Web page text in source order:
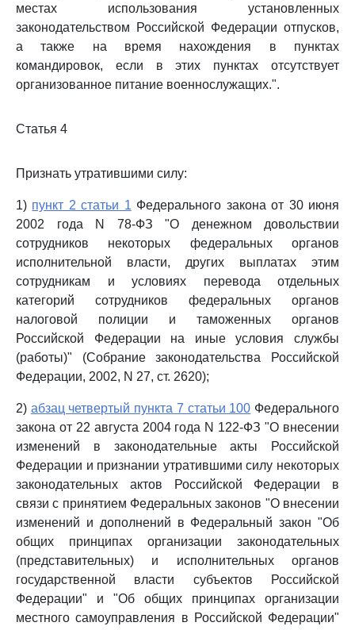
местах использования установленных
законодательством Российской Федерации отпусков,
а также на время нахождения в пунктах
командировок, если в этих пунктах отсутствует
организованное питание военнослужащих.".
Статья 4
Признать утратившими силу:
1) пункт 2 статьи 1 Федерального закона от 30 июня
2002 года N 78-ФЗ "О денежном довольствии
сотрудников некоторых федеральных органов
исполнительной власти, других выплатах этим
сотрудникам и условиях перевода отдельных
категорий сотрудников федеральных органов
налоговой полиции и таможенных органов
Российской Федерации на иные условия службы
(работы)" (Собрание законодательства Российской
Федерации, 2002, N 27, ст. 2620);
2) абзац четвертый пункта 7 статьи 100 Федерального
закона от 22 августа 2004 года N 122-ФЗ "О внесении
изменений в законодательные акты Российской
Федерации и признании утратившими силу некоторых
законодательных актов Российской Федерации в
связи с принятием Федеральных законов "О внесении
изменений и дополнений в Федеральный закон "Об
общих принципах организации законодательных
(представительных) и исполнительных органов
государственной власти субъектов Российской
Федерации" и "Об общих принципах организации
местного самоуправления в Российской Федерации"